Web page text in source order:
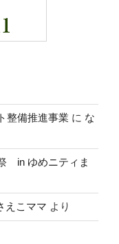
整備推進事業 に な
in ゆめニティま
えこママ より